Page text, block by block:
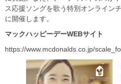
ス応援ソングを歌う特別オンライン
に開催します。
マックハッピーデーWEBサイト
https://www.mcdonalds.co.jp/